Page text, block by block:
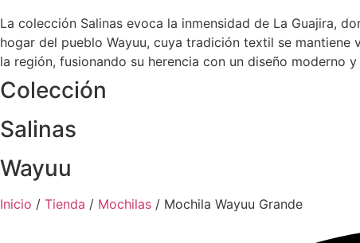
La colección Salinas evoca la inmensidad de La Guajira,
hogar del pueblo Wayuu, cuya tradición textil se
la región, fusionando su herencia con un diseño moderno
Colección
Salinas
Wayuu
Inicio / Tienda / Mochilas / Mochila Wayuu Grande